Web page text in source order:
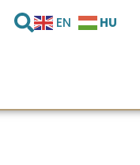
EN HU
is az